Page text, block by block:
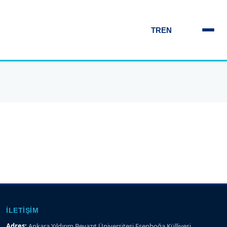
TREN
İLETIŞIM